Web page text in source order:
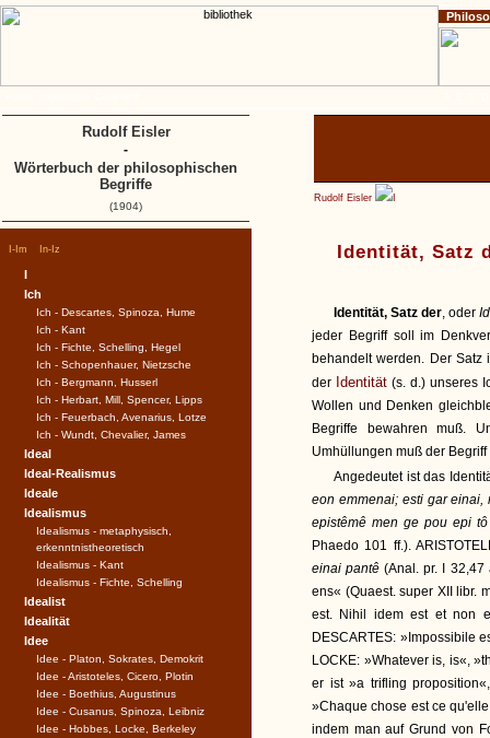
Rudolf Eisler
Identität, Satz
Identität, Satz der, oder
jeder Begriff soll im
behandelt werden. Der Satz
der Identität(s. d.) unseres
Wollen und Denken
Begriffe bewahren muß.
Umhüllungen muß der
Angedeutet ist das
eon emmenai; esti gar
epistêmê men ge pou epi
Phaedo 101 ff.).
einai pantê(Anal. pr. I 32,47
ens« (Quaest. super XII libr.
est. Nihil idem est et non
DESCARTES: »Impossibile
LOCKE: »Whatever is, is«,
er ist »a trifling
»Chaque chose est ce
indem man auf Grund von
I-Im In-Iz
I
Ich
Ich - Descartes, Spinoza, Hume
Ich - Kant
Ich - Fichte, Schelling, Hegel
Ich - Schopenhauer, Nietzsche
Ich - Bergmann, Husserl
Ich - Herbart, Mill, Spencer, Lipps
Ich - Feuerbach, Avenarius, Lotze
Ich - Wundt, Chevalier, James
Ideal
Ideal-Realismus
Ideale
Idealismus
Idealismus - metaphysisch,
erkenntnistheoretisch
Idealismus - Kant
Idealismus - Fichte, Schelling
Idealist
Idealität
Idee
Idee - Platon, Sokrates, Demokrit
Idee - Aristoteles, Cicero, Plotin
Idee - Boethius, Augustinus
Idee - Cusanus, Spinoza, Leibniz
Idee - Hobbes, Locke, Berkeley
Rudolf Eisler
-
Wörterbuch der philosophischen
Begriffe
(1904)